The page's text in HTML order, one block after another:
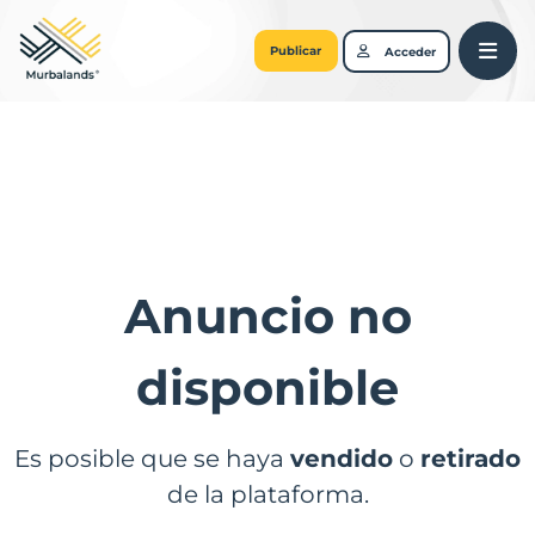
Publicar Acceder
Anuncio no
disponible
Es posible que se haya vendido o retirado
de la plataforma.